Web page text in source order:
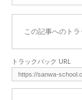
この記事へのトラ
トラックバック URL